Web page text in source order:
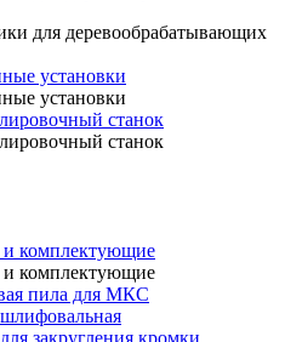
для деревообрабатывающих
установки
установки
станок
станок
комплектующие
комплектующие
пила для МКС
закругления кромки